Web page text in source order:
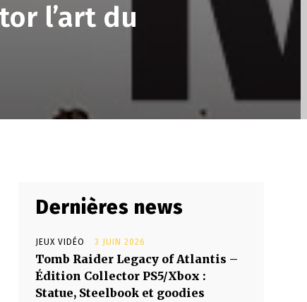
l’art du
Dernières news
JEUX VIDÉO 3 JUIN 2026
Tomb Raider Legacy of Atlantis –
Édition Collector PS5/Xbox :
Statue, Steelbook et goodies